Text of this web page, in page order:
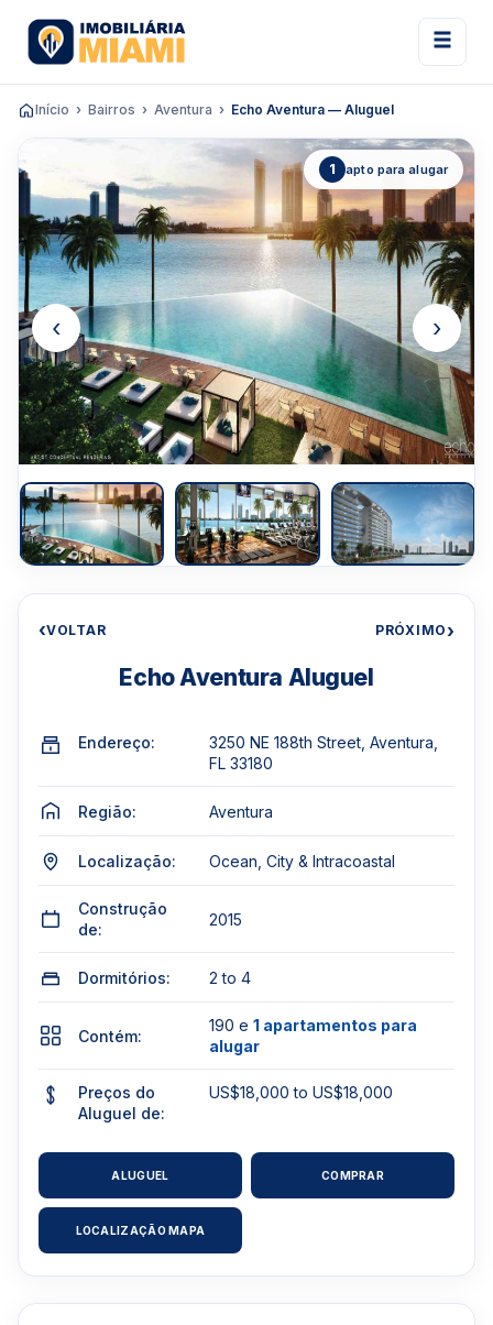
Início Bairros Aventura Echo Aventura — Aluguel
1 apto para alugar
‹ ›
‹VOLTAR PRÓXIMO›
Echo Aventura Aluguel
Endereço:
3250 NE 188th Street, Aventura,
FL 33180
Região: Aventura
Localização: Ocean, City & Intracoastal
Construção
de:
2015
Dormitórios: 2 to 4
Contém:
190 e 1 apartamentos para
alugar
Preços do
Aluguel de:
US$18,000 to US$18,000
ALUGUEL COMPRAR
LOCALIZAÇÃO MAPA